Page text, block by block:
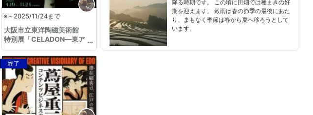
※～2025/11/24まで
大阪市立東洋陶磁美術館
特別展「CELADON―東ア
ジアの青磁のきらめき」
降る時期です。 この頃に田畑では種まきの好
期を迎えます。 穀雨は春の節季の最後にあた
り、まもなく季節は春から夏へ移ろうとして
います。
終了